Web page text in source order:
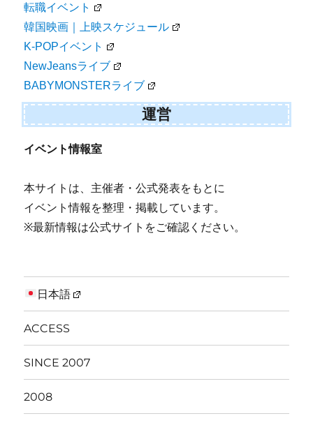
転職イベント
韓国映画｜上映スケジュール
K-POPイベント
NewJeansライブ
BABYMONSTERライブ
運営
イベント情報室
本サイトは、主催者・公式発表をもとに
イベント情報を整理・掲載しています。
※最新情報は公式サイトをご確認ください。
日本語
ACCESS
SINCE 2007
2008